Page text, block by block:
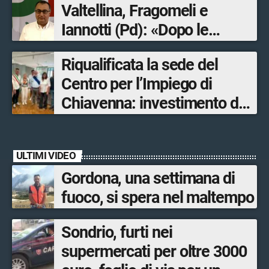
Valtellina, Fragomeli e
Iannotti (Pd): «Dopo le
Olimpiadi solo un terzo delle
opere sostitutive sarà
ultimato entro il 2026»
Riqualificata la sede del
Centro per l’Impiego di
Chiavenna: investimento da
ULTIMI VIDEO
Gordona, una settimana di
fuoco, si spera nel maltempo
Sondrio, furti nei
supermercati per oltre 3000